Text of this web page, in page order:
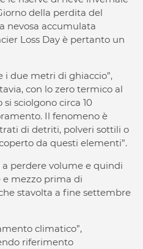
della perdita del
nevosa accumulata
Loss Day è pertanto un
i due metri di ghiaccio”,
con lo zero termico al
sciolgono circa 10
Il fenomeno è
di detriti, polveri sottili o
da questi elementi”.
perdere volume e quindi
e mezzo prima di
stavolta a fine settembre
climatico”,
riferimento